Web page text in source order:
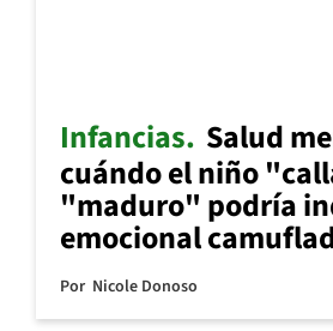
Infancias Salud
cuándo el niño
"maduro" podría
emocional
Por Nicole Donoso